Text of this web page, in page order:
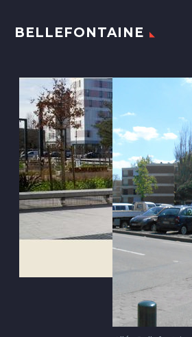
BELLEFONTAINE